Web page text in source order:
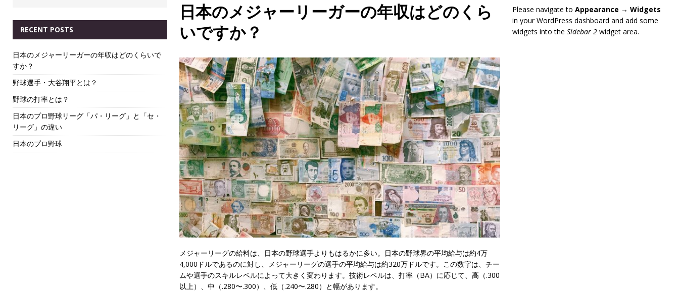
日本のメジャーリーガーの年収はどのくら
いですか？
メジャーリーグの給料は、日本の野球選手よりもはるかに多い。日本の野球界の平均給与は約4万
4,000ドルであるのに対し、メジャーリーグの選手の平均給与は約320万ドルです。この数字は、チー
ムや選手のスキルレベルによって大きく変わります。技術レベルは、打率（BA）に応じて、高（.300
以上）、中（.280〜.300）、低（.240〜.280）と幅があります。
RECENT POSTS
日本のメジャーリーガーの年収はどのくらいで
すか？
野球選手・大谷翔平とは？
野球の打率とは？
日本のプロ野球リーグ「パ・リーグ」と「セ・
リーグ」の違い
日本のプロ野球
Please navigate to Appearance → Widgets
in your WordPress dashboard and add some
widgets into the Sidebar 2widget area.